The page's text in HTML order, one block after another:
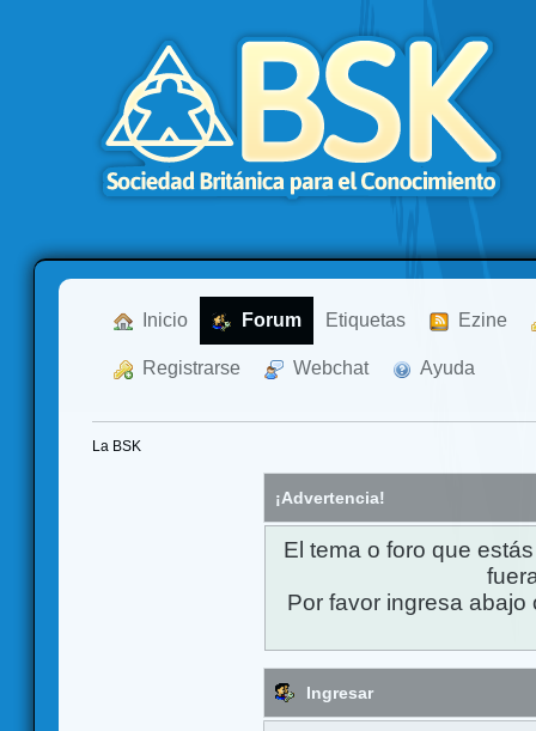
Inicio Forum Etiquetas Ezine
Registrarse Webchat Ayuda
La BSK
¡Advertencia!
El tema o foro que
Por favor ingresa
Ingresar